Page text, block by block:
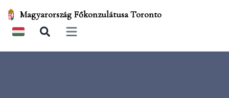
Magyarország Főkonzulátusa Toronto
Open main menu